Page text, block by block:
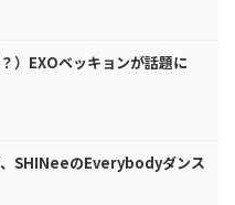
）EXOベッキョンが話題に
SHINeeのEverybodyダンス